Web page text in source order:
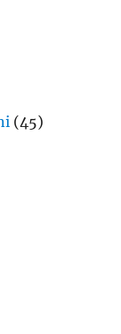
(45)